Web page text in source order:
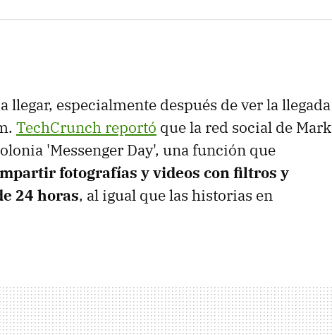
llegar, especialmente después de ver la llegada
TechCrunch reportó que la red social de Mark
'Messenger Day', una función que
fotografías y videos con filtros y
24 horas, al igual que las historias en